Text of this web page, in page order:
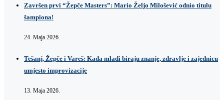
Završen prvi “Žepče Masters”: Mario Željo Milošević odnio titulu
šampiona!
24. Maja 2026.
Tešanj, Žepče i Vareš: Kada mladi biraju znanje, zdravlje i zajednicu
umjesto improvizacije
13. Maja 2026.